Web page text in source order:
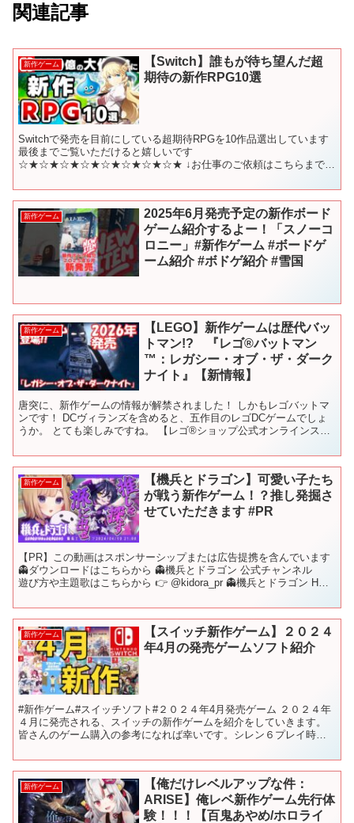
関連記事
新作ゲーム
【Switch】誰もが待ち望んだ超
期待の新作RPG10選
Switchで発売を目前にしている超期待RPGを10作品選出しています
最後までご覧いただけると嬉しいです
☆★☆★☆★☆★☆★☆★☆★☆★ ↓お仕事のご依頼はこちらまで
新作ゲーム
2025年6月発売予定の新作ボード
ゲーム紹介するよー！「スノーコ
ロニー」#新作ゲーム #ボードゲ
ーム紹介 #ボドゲ紹介 #雪国
新作ゲーム
【LEGO】新作ゲームは歴代バッ
トマン!? 『レゴ®バットマン
™：レガシー・オブ・ザ・ダーク
ナイト』【新情報】
唐突に、新作ゲームの情報が解禁されました！ しかもレゴバットマ
ンです！ DCヴィランズを含めると、五作目のレゴDCゲームでしょ
うか。 とても楽しみですね。 【レゴ®ショップ公式オンラインスト
新作ゲーム
【機兵とドラゴン】可愛い子たち
が戦う新作ゲーム！？推し発掘さ
せていただきます #PR
【PR】この動画はスポンサーシップまたは広告提携を含んでいます
👻ダウンロードはこちらから 👻機兵とドラゴン 公式チャンネル
遊び方や主題歌はこちらから 👉 @kidora_pr 👻機兵とドラゴン HP #
新作ゲーム
【スイッチ新作ゲーム】２０２４
年4月の発売ゲームソフト紹介
#新作ゲーム#スイッチソフト#２０２４年4月発売ゲーム ２０２４年
４月に発売される、スイッチの新作ゲームを紹介をしていきます。
皆さんのゲーム購入の参考になれば幸いです。シレン６プレイ時間
新作ゲーム
【俺だけレベルアップな件：
ARISE】俺レベ新作ゲーム先行体
験！！！【百鬼あやめ/ホロライ